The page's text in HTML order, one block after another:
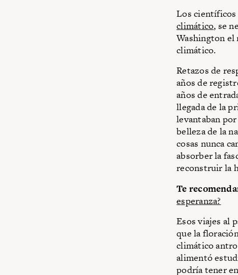
Los científicos
climático, se
Washington el
climático.
Retazos de
años de
años de
llegada de la
levantaban
belleza de la
cosas nunca
absorber la
reconstruir la
Te
esperanza?
Esos viajes al
que la
climático
alimentó
podría tener